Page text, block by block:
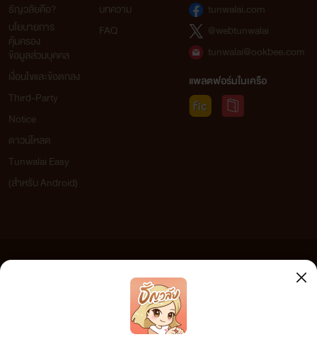
ช่องทางการติดต่อ
Facebook: ไรท์เตอร์
ธัญวลัยคือ?
นโยบายการ
คุ้มครอง
ข้อมูลส่วนบุคคล
เงื่อนไขและข้อตกลง
Third-Party
Notice
ดาวน์โหลด
Tunwalai Easy
(สำหรับ Android)
บทความ
FAQ
tunwalai.com
@webtunwalai
tunwalai@ookbee.com
แพลตฟอร์มในเครือ
เว็บไซต์แห่งนี้ไม่ได้เห็นด้วยและไม่ขอรับผิดชอบต่อข้อความใดๆ ทั้งสิ้น ดังนั้นผู้อ่านทุกท่านโปรดใช้
วิจารณญาณในการกลั่นกรองด้วยตนเอง และหากท่านพบข้อความใดๆ ที่ขัดต่อกฎหมายและศีลธรรม
กรุณาแจ้งมาที่ tunwalai@ookbee.com เพื่อทีมงานจะได้ดำเนินการในทันที ทั้งนี้ ทางเว็บไซต์ขอสงวน
ลิขสิทธิ์ตามพระราชบัญญัติลิขสิทธิ์ (ฉบับเพิ่มเติม) พ.ศ.2558